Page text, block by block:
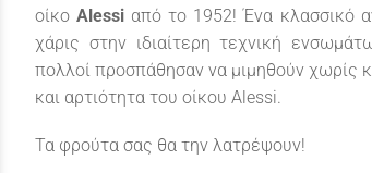
οίκο Alessi από το 1952! Ένα κλασσικό
χάρις στην ιδιαίτερη τεχνική
πολλοί προσπάθησαν να μιμηθούν χωρίς
και αρτιότητα του οίκου Alessi.
Τα φρούτα σας θα την λατρέψουν!